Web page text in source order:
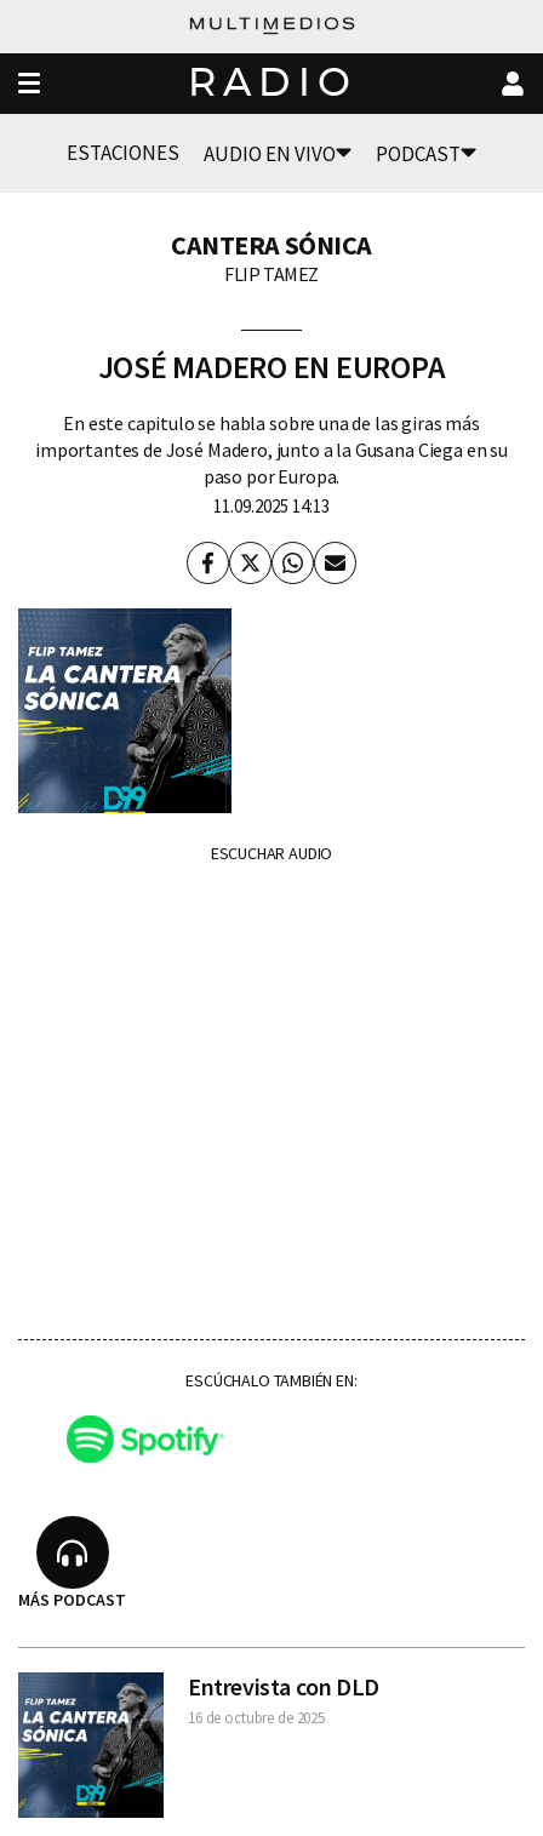
RADIO
ESTACIONES AUDIO EN VIVO PODCAST
CANTERA SÓNICA
FLIP TAMEZ
JOSÉ MADERO EN EUROPA
En este capitulo se habla sobre una de las giras más
importantes de José Madero, junto a la Gusana Ciega en su
paso por Europa.
11.09.2025 14:13
Facebook
TwitterWhatsapp
Enviar
ESCUCHAR AUDIO
ESCÚCHALO TAMBIÉN EN:
MÁS PODCAST
Entrevista con DLD
16 de octubre de 2025